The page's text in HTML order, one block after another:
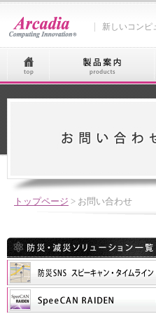
新しいコンピ
トップページ > お問い合わせ